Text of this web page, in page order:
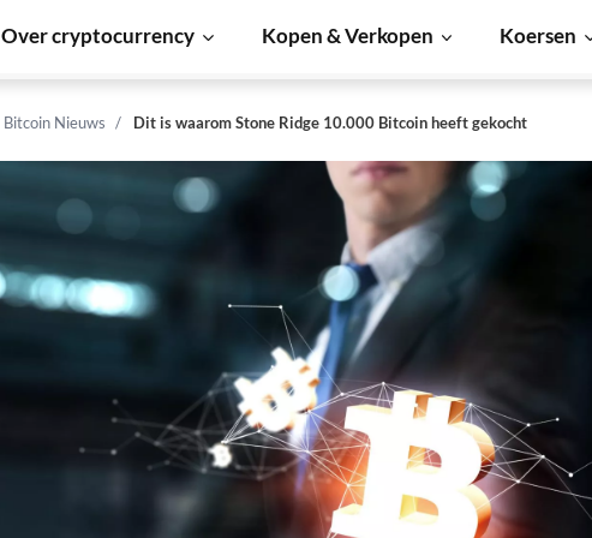
Over cryptocurrency Kopen & Verkopen Koersen
Bitcoin Nieuws Dit is waarom Stone Ridge 10.000 Bitcoin heeft gekocht